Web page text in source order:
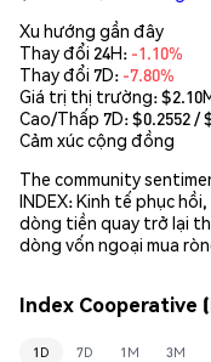
Xu hướng gần đây
Thay đổi 24H: -1.10%
Thay đổi 7D: -7.80%
Giá trị thị trường:
Cao/Thấp 7D: $0.2552/
Cảm xúc cộng đồng
The community
INDEX: Kinh tế phục
dòng tiền quay trở lại
dòng vốn ngoại mua
Index Cooperative
1D 7D 1M 3M